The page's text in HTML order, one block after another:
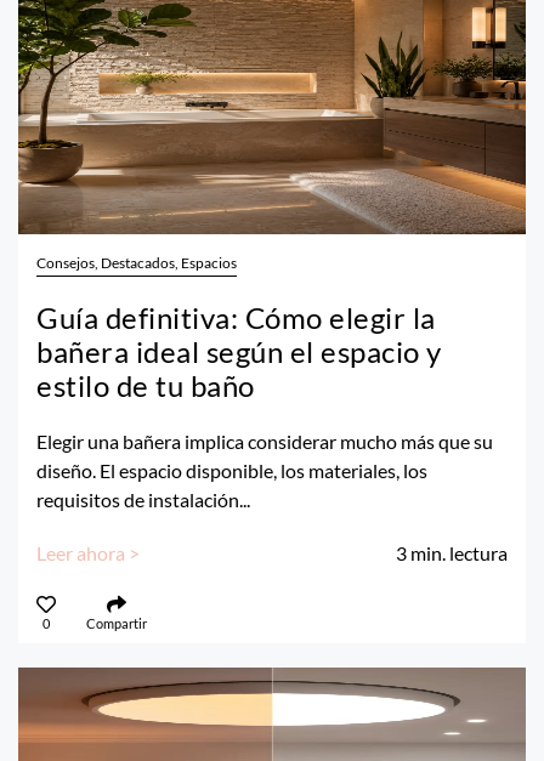
Consejos, Destacados, Espacios
Guía definitiva: Cómo elegir la
bañera ideal según el espacio y
estilo de tu baño
Elegir una bañera implica considerar mucho más que su
diseño. El espacio disponible, los materiales, los
requisitos de instalación...
Leer ahora > 3 min. lectura
0 Compartir